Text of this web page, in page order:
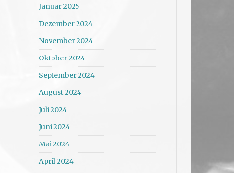
Januar 2025
Dezember 2024
November 2024
Oktober 2024
September 2024
August 2024
Juli 2024
Juni 2024
Mai 2024
April 2024